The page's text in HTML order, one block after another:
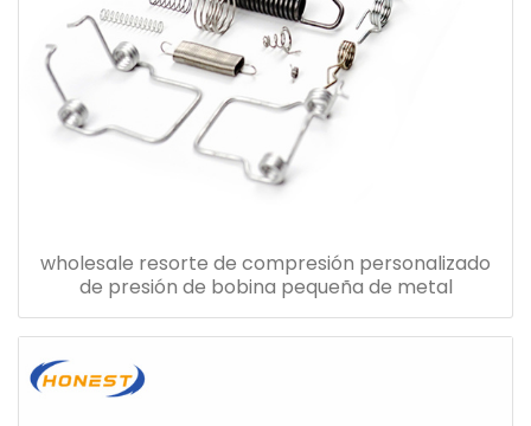
wholesale resorte de compresión personalizado
de presión de bobina pequeña de metal